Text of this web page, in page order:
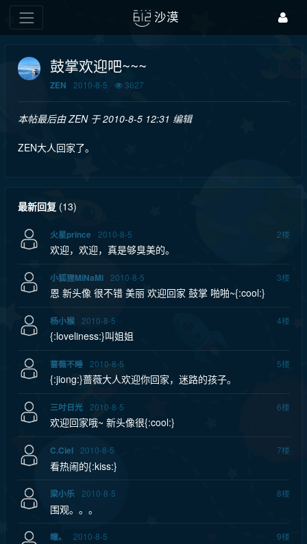
沙漠
鼓掌欢迎吧~~~
ZEN 2010-8-5 3627
本帖最后由 ZEN 于 2010-8-5 12:31 编辑
ZEN大人回家了。
最新回复(13)
火星prince 2010-8-5 2楼
欢迎，欢迎，真是够臭美的。
小狐狸MiNaMi 2010-8-5 3楼
恩 新头像 很不错 美丽 欢迎回家 鼓掌 啪啪~{:cool:}
杨小猴 2010-8-5 4楼
{:loveliness:}叫姐姐
蔷薇不睡 2010-8-5 5楼
{:jiong:}蔷薇大人欢迎你回家，迷路的孩子。
三吋日光 2010-8-5 6楼
欢迎回家哦~ 新头像很{:cool:}
C.Ciel 2010-8-5 7楼
看热闹的{:kiss:}
梁小乐 2010-8-5 8楼
围观。。。
瞳。 2010-8-5 9楼